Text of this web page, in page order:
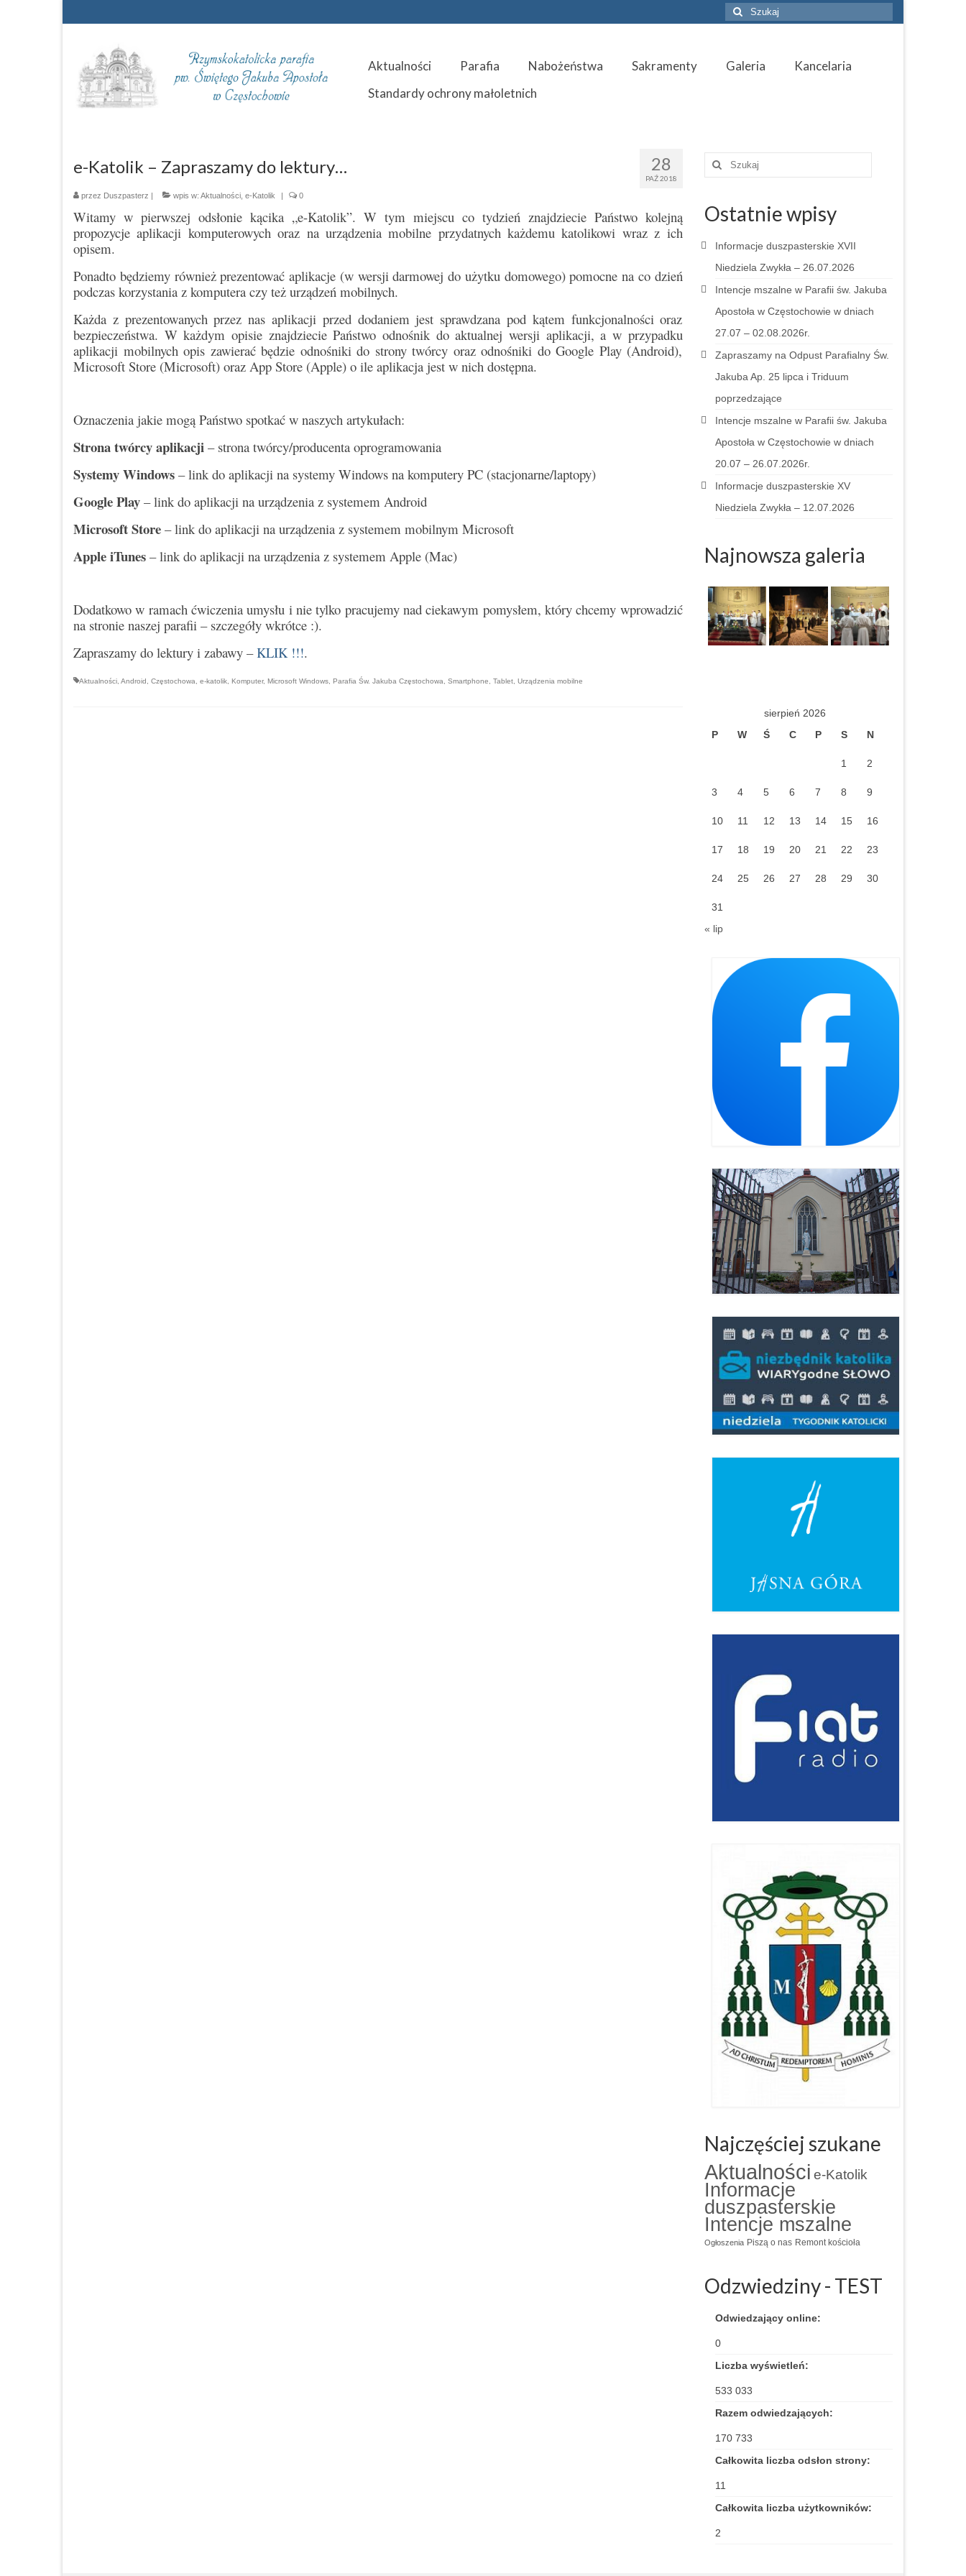
Szuklaj
w:
Aktualności Parafia Nabożeństwa Sakramenty Galeria
Kancelaria
Standardy ochrony małoletnich
28
PAŹ 2018
e-Katolik – Zapraszamy do lektury…
przez Duszpasterz wpis w: Aktualności e-Katolik 0
Witamy w pierwszej odsłonie kącika „e-Katolik”. W tym miejscu co tydzień znajdziecie Państwo kolejną
propozycje aplikacji komputerowych oraz na urządzenia mobilne przydatnych każdemu katolikowi wraz z ich
opisem.
Ponadto będziemy również prezentować aplikacje (w wersji darmowej do użytku domowego) pomocne na co dzień
podczas korzystania z komputera czy też urządzeń mobilnych.
Każda z prezentowanych przez nas aplikacji przed dodaniem jest sprawdzana pod kątem funkcjonalności oraz
bezpieczeństwa. W każdym opisie znajdziecie Państwo odnośnik do aktualnej wersji aplikacji, a w przypadku
aplikacji mobilnych opis zawierać będzie odnośniki do strony twórcy oraz odnośniki do Google Play (Android),
Microsoft Store (Microsoft) oraz App Store (Apple) o ile aplikacja jest w nich dostępna.
Oznaczenia jakie mogą Państwo spotkać w naszych artykułach:
Strona twórcy aplikacji – strona twórcy/producenta oprogramowania
Systemy Windows – link do aplikacji na systemy Windows na komputery PC (stacjonarne/laptopy)
Google Play – link do aplikacji na urządzenia z systemem Android
Microsoft Store – link do aplikacji na urządzenia z systemem mobilnym Microsoft
Apple iTunes – link do aplikacji na urządzenia z systemem Apple (Mac)
Dodatkowo w ramach ćwiczenia umysłu i nie tylko pracujemy nad ciekawym pomysłem, który chcemy wprowadzić
na stronie naszej parafii – szczegóły wkrótce :).
Zapraszamy do lektury i zabawy –KLIK !!!.
Aktualności, Android, Częstochowa, e-katolik, Komputer, Microsoft Windows, Parafia Św. Jakuba Częstochowa, Smartphone, Tablet, Urządzenia mobilne
Szuklaj
Ostatnie wpisy
Informacje duszpasterskie XVII
Niedziela Zwykła – 26.07.2026
Intencje mszalne w Parafii św. Jakuba
Apostoła w Częstochowie w dniach
27.07 – 02.08.2026r.
Zapraszamy na Odpust Parafialny Św.
Jakuba Ap. 25 lipca i Triduum
poprzedzające
Intencje mszalne w Parafii św. Jakuba
Apostoła w Częstochowie w dniach
20.07 – 26.07.2026r.
Informacje duszpasterskie XV
Niedziela Zwykła – 12.07.2026
Najnowsza galeria
sierpień 2026
P
W Ś C P S N
1 2
3 4 5 6 7 8 9
10 11 12 13 14 15 16
17 18 19 20 21 22 23
24 25 26 27 28 29 30
31
« lip
Najczęściej szukane
Aktualności e-Katolik
Informacje
duszpasterskie
Intencje mszalne
Ogłoszenia Piszą o nas Remont kościoła
Odzwiedziny - TEST
Odwiedzający online:
0
Liczba wyświetleń:
533 033
Razem odwiedzających:
170 733
Całkowita liczba odsłon strony:
11
Całkowita liczba użytkowników:
2